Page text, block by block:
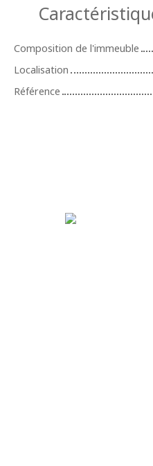
Composition de l'immeuble
Localisation
Référence